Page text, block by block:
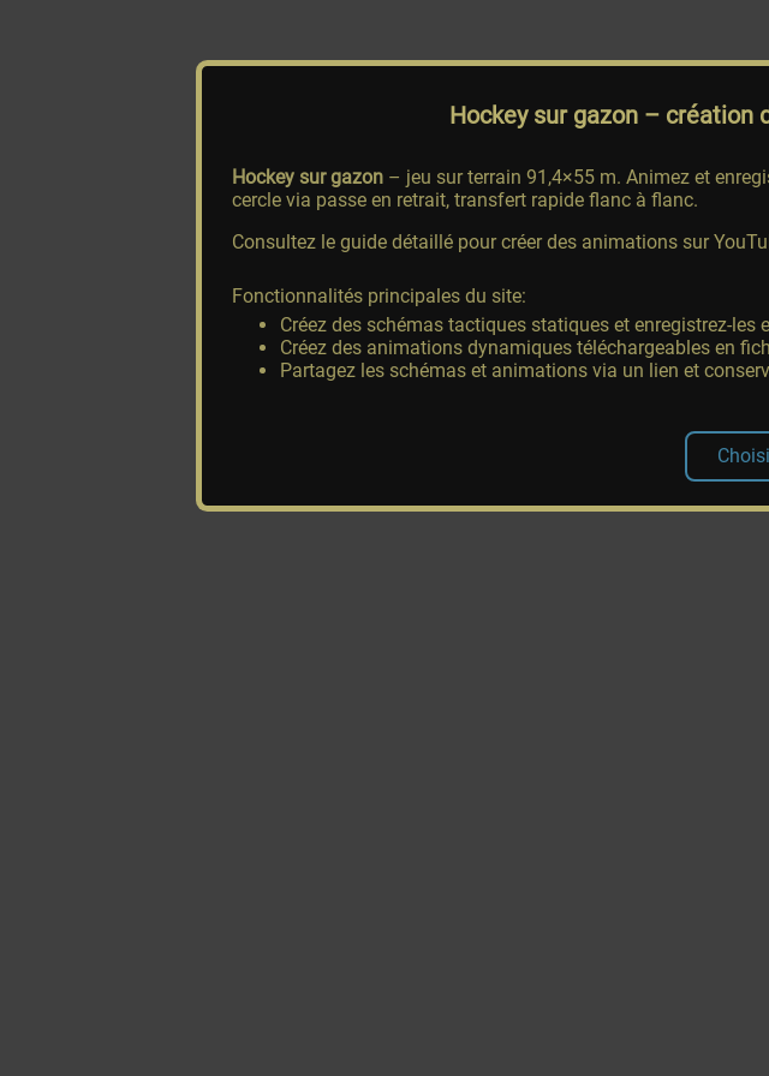
Hockey sur gazon– création
Hockey sur gazon – jeu sur terrain 91,4×55 m. Animez et
cercle via passe en retrait, transfert rapide flanc à flanc.
Consultez le guide détaillé pour créer des animations sur
Fonctionnalités principales du site:
Créez des schémas tactiques statiques et enregistrez-les
Créez des animations dynamiques téléchargeables en
Partagez les schémas et animations via un lien et